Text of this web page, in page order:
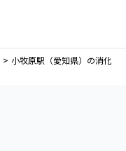
小牧原駅（愛知県）の消化